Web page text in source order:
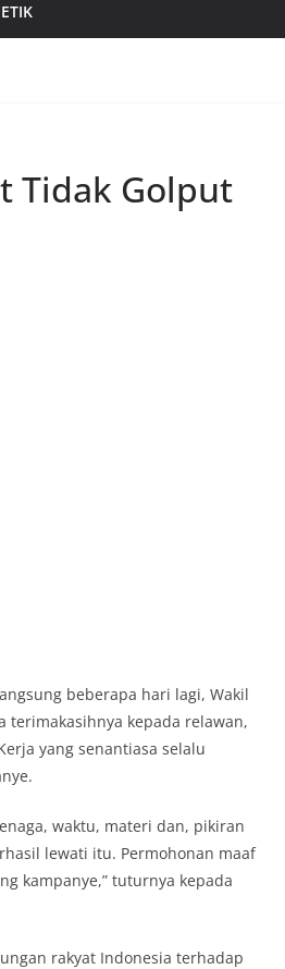
Tidak Golput
beberapa hari lagi, Wakil
terimakasihnya kepada relawan,
yang senantiasa selalu
waktu, materi dan, pikiran
lewati itu. Permohonan maaf
kampanye,” tuturnya kepada
rakyat Indonesia terhadap